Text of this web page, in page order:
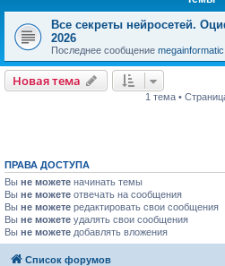
Все секреты нейросетей.
2026
Последнее сообщение megainformatic
Новая тема
1 тема •
ПРАВА ДОСТУПА
Вы не можете начинать темы
Вы не можете отвечать на сообщения
Вы не можете редактировать свои сообщения
Вы не можете удалять свои сообщения
Вы не можете добавлять вложения
Список форумов